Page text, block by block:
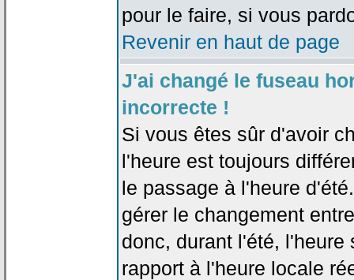
pour le faire, si vous
Revenir en haut de page
J'ai changé le fuseau
incorrecte !
Si vous êtes sûr d'avoir
l'heure est toujours
le passage à l'heure
gérer le changement
donc, durant l'été, l'heure
rapport à l'heure locale